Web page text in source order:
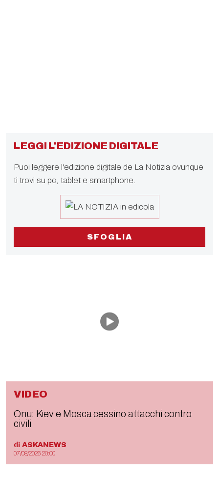
LEGGI L'EDIZIONE DIGITALE
Puoi leggere l'edizione digitale de La Notizia ovunque
ti trovi su pc, tablet e smartphone.
SFOGLIA
VIDEO
Onu: Kiev e Mosca cessino attacchi contro
civili
di ASKANEWS
07/08/2026 20:00